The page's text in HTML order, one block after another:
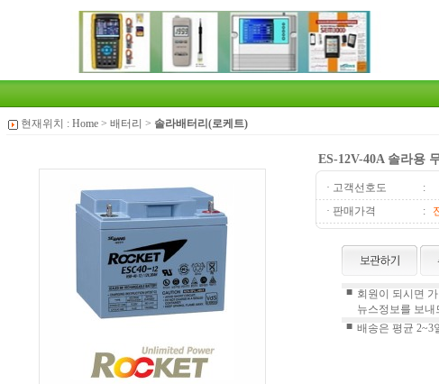
현재위치 : Home > 배터리 > 솔라배터리(로케트)
ES-12V-40A 솔라용
· 고객선호도
:
· 판매가격
:
■ 회원이 되시면
뉴스정보를 보내
■ 배송은 평균 2~3